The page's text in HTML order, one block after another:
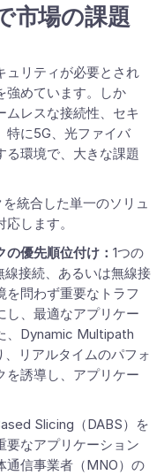
市場の課題
ュリティが必要とされ
強めています。しか
ムレスな接続性、セキ
特に5G、光ファイバ
る環境で、大きな課題
統合した単一のソリュ
します。
優先順位付け： 1つの
線接続、あるいは無線接
を問わず重要なトラフ
し、最適なアプリケー
、Dynamic Multipath
リアルタイムのパフォ
を誘導し、アプリケー
Slicing（DABS）を
要なアプリケーション
通信事業者（MNO）の